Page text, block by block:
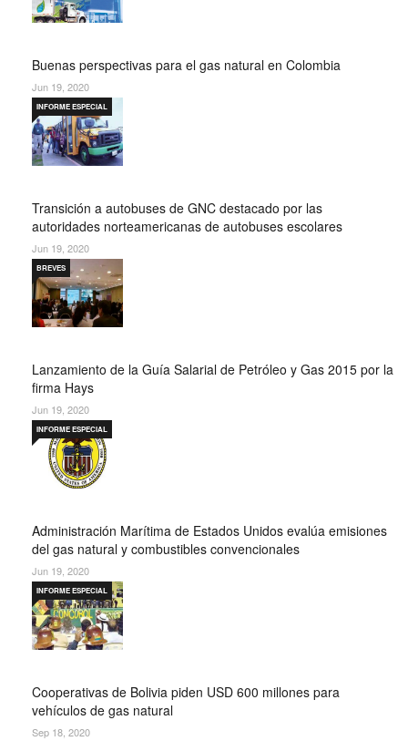
Buenas perspectivas para el gas natural en Colombia
Jun 19, 2020
Transición a autobuses de GNC destacado por las
autoridades norteamericanas de autobuses escolares
INFORME ESPECIAL
Jun 19, 2020
Lanzamiento de la Guía Salarial de Petróleo y Gas 2015 por la
firma Hays
BREVES
Jun 19, 2020
Administración Marítima de Estados Unidos evalúa emisiones
del gas natural y combustibles convencionales
INFORME ESPECIAL
Jun 19, 2020
Cooperativas de Bolivia piden USD 600 millones para
vehículos de gas natural
INFORME ESPECIAL
Sep 18, 2020